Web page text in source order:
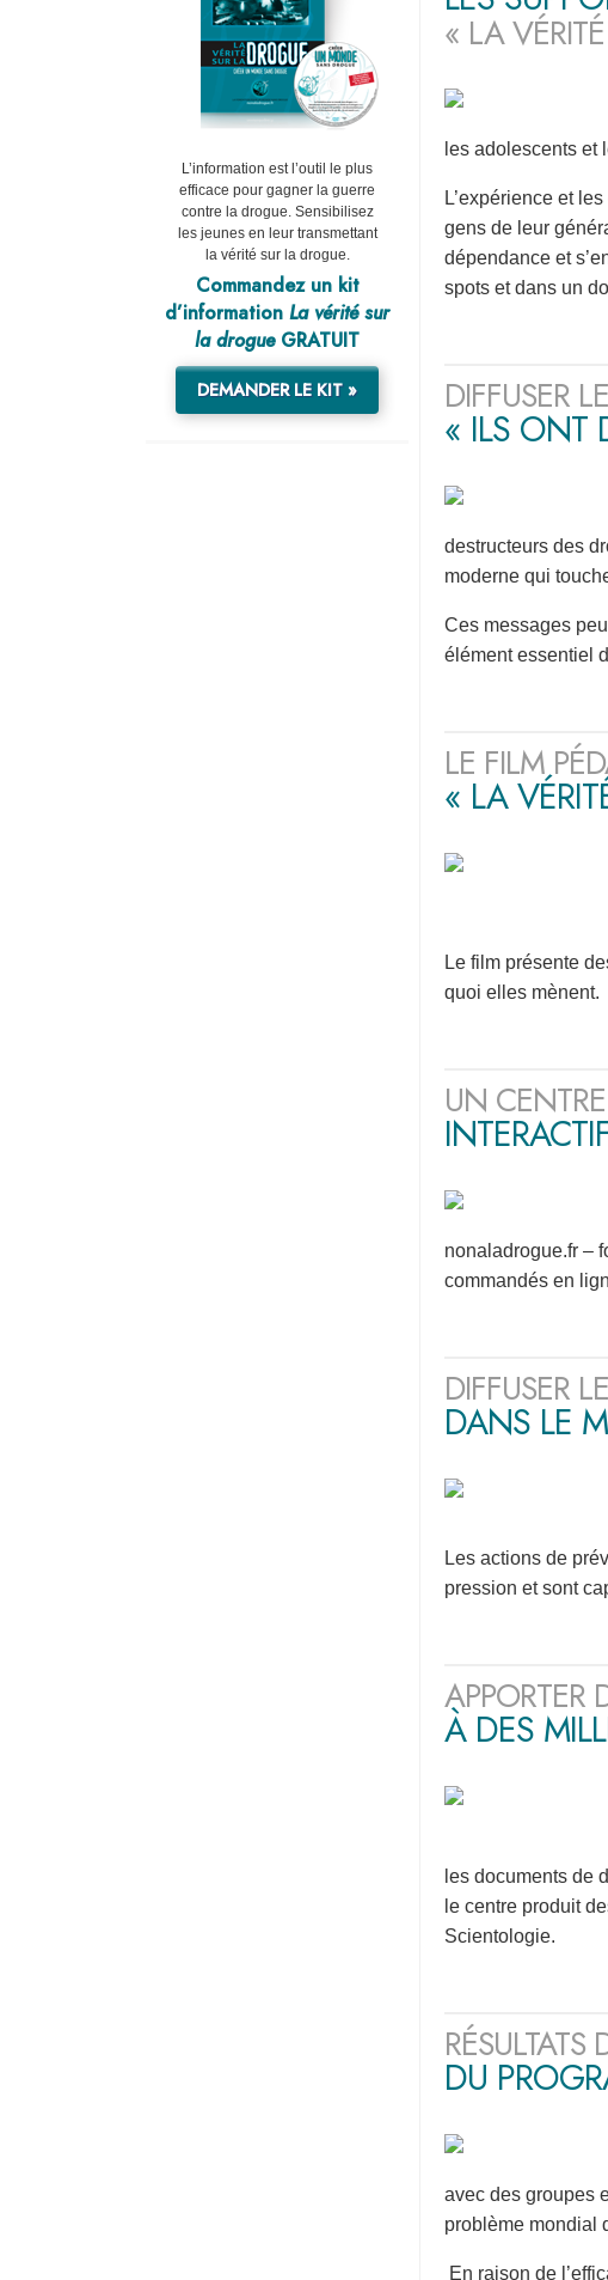
« LA
les adolescents et
L’expérience et
gens de leur
dépendance et
spots et dans un
DIFFUSER
« ILS ONT
destructeurs des
moderne qui
Ces messages
élément essentiel
LE FILM
« LA
Le film présente
quoi elles mènent.
UN
nonaladrogue.fr –
commandés en
DIFFUSER
DANS LE
Les actions de
pression et sont
APPORTER
À DES
les documents de
le centre produit
Scientologie.
DU
avec des groupes
problème mondial
En raison de
L’information est l’outil le plus
efficace pour gagner la guerre
contre la drogue. Sensibilisez
les jeunes en leur transmettant
la vérité sur la drogue.
Commandez un kit
d’information La vérité sur
la drogueGRATUIT
DEMANDER LE KIT »